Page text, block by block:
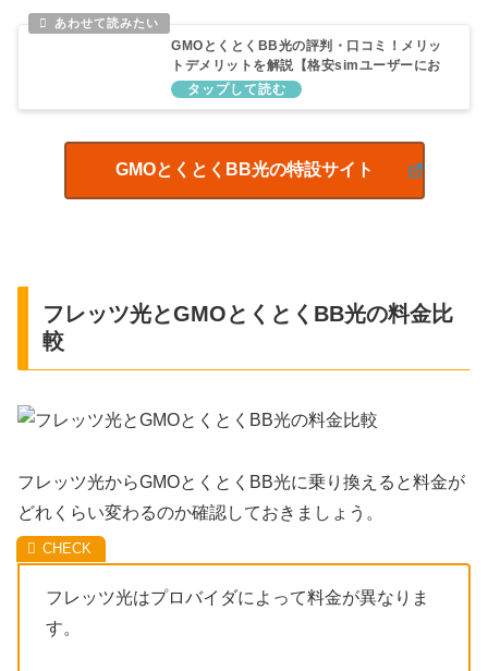
GMOとくとくBB光の評判・口コミ！メリッ
トデメリットを解説【格安simユーザーにお
すすめ】
GMOとくとくBB光の特設サイト
フレッツ光とGMOとくとくBB光の料金比
較
フレッツ光からGMOとくとくBB光に乗り換えると料金が
どれくらい変わるのか確認しておきましょう。
フレッツ光はプロバイダによって料金が異なりま
す。